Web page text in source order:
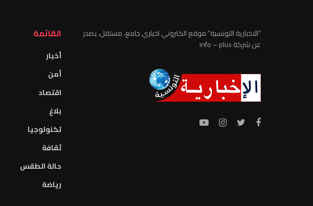
“الاخبارية التونسية” موقع الكتروني اخباري جامع، مستقل، يصدر
عن شركة info – plus
القائمة
أخبار
أمن
اقتصاد
بلاغ
تكنولوجيا
ثقافة
حالة الطقس
رياضة